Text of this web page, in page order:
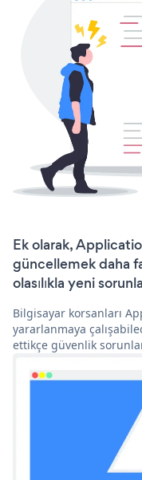
Ek olarak,
güncellemek daha
olasılıkla yeni
Bilgisayar korsanları
yararlanmaya
ettikçe güvenlik